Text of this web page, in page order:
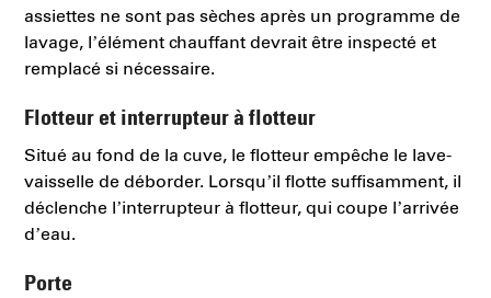
assiettes ne sont pas sèches après un programme de
lavage, l’élément chauffant devrait être inspecté et
remplacé si nécessaire.
Flotteur et interrupteur à flotteur
Situé au fond de la cuve, le flotteur empêche le lave-
vaisselle de déborder. Lorsqu’il flotte suffisamment, il
déclenche l’interrupteur à flotteur, qui coupe l’arrivée
d’eau.
Porte